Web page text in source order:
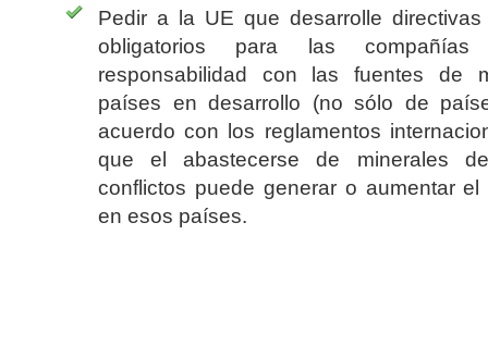
Pedir a la UE que desarrolle directivas
obligatorios para las
responsabilidad con las fuentes de
países en desarrollo (no sólo de
acuerdo con los reglamentos
que el abastecerse de minerales
conflictos puede generar o aumentar
en esos países.